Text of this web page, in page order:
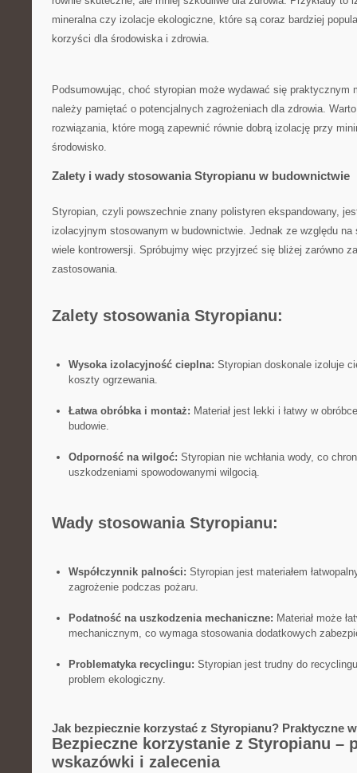
mineralna czy izolacje⁢ ekologiczne, które są coraz bardziej
korzyści dla środowiska i zdrowia.
Podsumowując,‍ choć styropian może wydawać się⁣ praktycznym
należy pamiętać o potencjalnych zagrożeniach dla zdrowia.
rozwiązania, które mogą zapewnić równie dobrą izolację przy⁤
środowisko.
Zalety i wady stosowania Styropianu w budownictwie
Styropian, czyli‍ powszechnie ⁤znany polistyren ⁤ekspandowany,
izolacyjnym stosowanym w budownictwie. Jednak ze względu na
wiele kontrowersji. Spróbujmy więc przyjrzeć‌ się bliżej zarówno
zastosowania.
Zalety stosowania Styropianu:
Wysoka ​izolacyjność cieplna: Styropian doskonale izoluje
koszty ogrzewania.
Łatwa obróbka i montaż: Materiał jest lekki i łatwy w
budowie.
Odporność na wilgoć: Styropian nie wchłania wody, co
uszkodzeniami‍ spowodowanymi ‌wilgocią.
Wady stosowania Styropianu:
Współczynnik palności: Styropian jest materiałem
zagrożenie podczas pożaru.
Podatność na‌ uszkodzenia mechaniczne: Materiał może
mechanicznym, co⁣ wymaga stosowania dodatkowych
Problematyka recyclingu: Styropian jest trudny do
problem‌ ekologiczny.
Jak bezpiecznie ‍korzystać z Styropianu? Praktyczne
Bezpieczne korzystanie z Styropianu​ –
wskazówki i zalecenia